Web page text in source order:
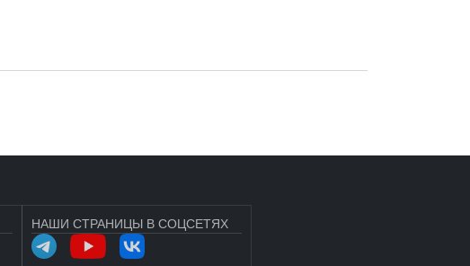
НАШИ СТРАНИЦЫ В СОЦСЕТЯХ